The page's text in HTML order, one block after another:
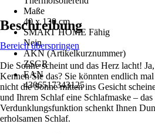
Maße
40 x 130 cm
SMART HOME Fähig
Nein
AKN (Artikelkurznummer)
ZSGR
EAN
4306517343125
Beschreibung
Bereich überspringen
Die Sonne scheint und das Herz lacht!
Kennen Sie das? Sie könnten endlich
nicht die Sonne mitten ins Gesicht
und Ihrem Schlaf eine Schlafmaske –
Verdunklungsfunktion schenkt Ihnen
erholsamen Schlaf.